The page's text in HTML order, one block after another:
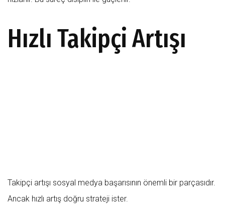
Hızlı Takipçi Artışı
Takipçi artışı sosyal medya başarısının önemli bir parçasıdır.
Ancak hızlı artış doğru strateji ister.